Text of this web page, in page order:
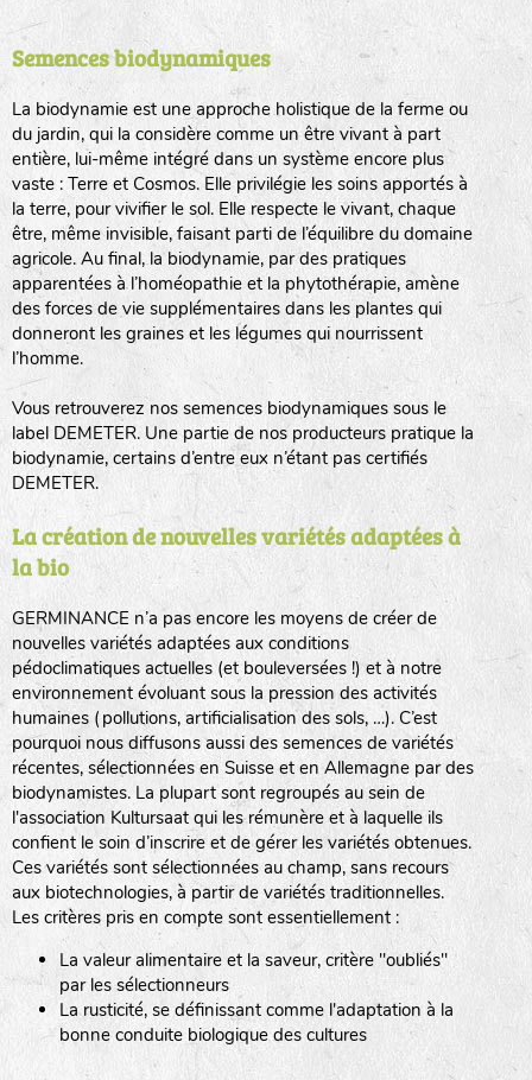
Semences biodynamiques
La biodynamie est une approche holistique de la ferme ou
du jardin, qui la considère comme un être vivant à part
entière, lui-même intégré dans un système encore plus
vaste : Terre et Cosmos. Elle privilégie les soins apportés à
la terre, pour vivifier le sol. Elle respecte le vivant, chaque
être, même invisible, faisant parti de l’équilibre du domaine
agricole. Au final, la biodynamie, par des pratiques
apparentées à l’homéopathie et la phytothérapie, amène
des forces de vie supplémentaires dans les plantes qui
donneront les graines et les légumes qui nourrissent
l’homme.
Vous retrouverez nos semences biodynamiques sous le
label DEMETER. Une partie de nos producteurs pratique la
biodynamie, certains d’entre eux n’étant pas certifiés
DEMETER.
La création de nouvelles variétés adaptées à
la bio
GERMINANCE n’a pas encore les moyens de créer de
nouvelles variétés adaptées aux conditions
pédoclimatiques actuelles (et bouleversées !) et à notre
environnement évoluant sous la pression des activités
humaines (pollutions, artificialisation des sols, …). C’est
pourquoi nous diffusons aussi des semences de variétés
récentes, sélectionnées en Suisse et en Allemagne par des
biodynamistes. La plupart sont regroupés au sein de
l'association Kultursaat qui les rémunère et à laquelle ils
confient le soin d’inscrire et de gérer les variétés obtenues.
Ces variétés sont sélectionnées au champ, sans recours
aux biotechnologies, à partir de variétés traditionnelles.
Les critères pris en compte sont essentiellement :
La valeur alimentaire et la saveur, critère "oubliés"
par les sélectionneurs
La rusticité, se définissant comme l'adaptation à la
bonne conduite biologique des cultures
BINGENHEIMER SAATGUT (BGH)
www.bingenheimersaatgut.de
DE BOLSTER (DBO)
www.bolster.nl
GRAINE DEL PAÏS (GDP)
www.grainesdelpais.com
JARDIN EN’VIE (JEV)
LA BOITE A GRAINES (LBAG)
LA RÉFÉRENCE :F BEL20BPA1A (en haut à gauche)
F : Fleurs.
Les autres catégories étant :
: Engrais vert
L: Légumes
A: Aromatiques
BEL : Code de la variété
(Ici Belle de nuit)
20 : Année de récolte(ici 2020)
BPA : Initiales du producteur ou du fournisseur de la
semence.
1 : Numéro d’ordre du lot
A : Sans calibre.
G: Gros
M: Moyen calibre
P: Petit calibre
animaux sauvages
biodiversité cultivée
Légumes feuilles
Légumes racines
Plantes aromatiques